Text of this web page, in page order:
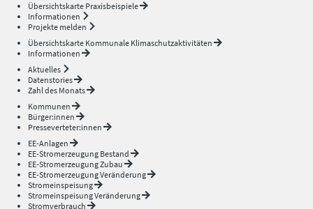
Übersichtskarte Praxisbeispiele
Informationen
Projekte melden
Übersichtskarte Kommunale Klimaschutzaktivitäten
Informationen
Aktuelles
Datenstories
Zahl des Monats
Kommunen
Bürger:innen
Presseverteter:innen
EE-Anlagen
EE-Stromerzeugung Bestand
EE-Stromerzeugung Zubau
EE-Stromerzeugung Veränderung
Stromeinspeisung
Stromeinspeisung Veränderung
Stromverbrauch